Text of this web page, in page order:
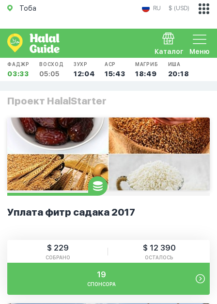
Тоба RU $ (USD)
Меню
Каталог
ФАДЖР
03:33
ВОСХОД
05:05
ЗУХР
12:04
АСР
15:43
МАГРИБ
18:49
ИША
20:18
Проект HalalStarter
Уплата фитр садака 2017
$ 229
СОБРАНО
$ 12 390
ОСТАЛОСЬ
19
СПОНСОРА